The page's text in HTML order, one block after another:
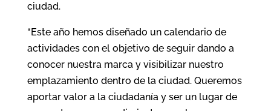
ciudad.
“Este año hemos diseñado un calendario de
actividades con el objetivo de seguir dando a
conocer nuestra marca y visibilizar nuestro
emplazamiento dentro de la ciudad. Queremos
aportar valor a la ciudadanía y ser un lugar de